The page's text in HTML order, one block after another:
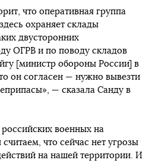
что оперативная группа
охраняет склады
двусторонних
ОГРВ и по поводу складов
[министр обороны России] в
он согласен — нужно вывезти
— сказала Санду в
военных на
что сейчас нет угрозы
на нашей территории. И